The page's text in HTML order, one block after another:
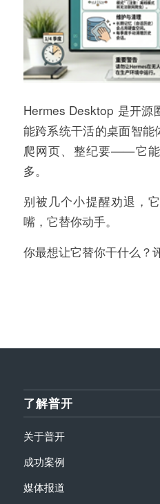
Hermes Desktop 是开源
能跨系统干活的桌面智能
爬网页、整纪要——它
多。
别被几个小提醒劝退，
嘴，它替你动手。
你最想让它替你干什么？
了解普开
关于普开
成功案例
媒体报道